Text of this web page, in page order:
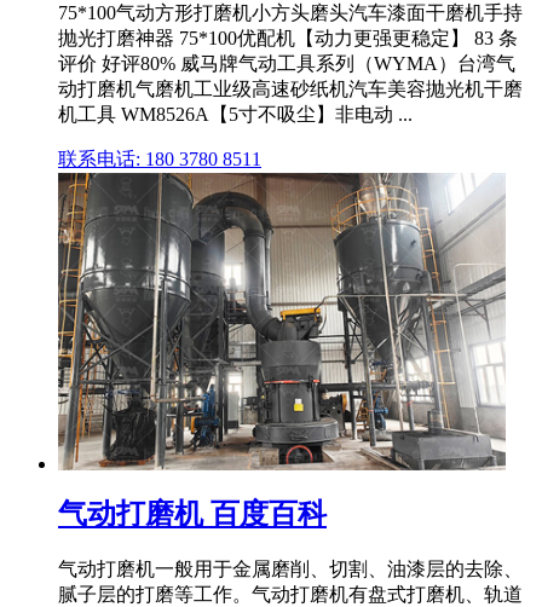
75*100气动方形打磨机小方头磨头汽车漆面干磨机手持
抛光打磨神器 75*100优配机【动力更强更稳定】 83 条
评价 好评80% 威马牌气动工具系列（WYMA）台湾气
动打磨机气磨机工业级高速砂纸机汽车美容抛光机干磨
机工具 WM8526A【5寸不吸尘】非电动 ...
联系电话: 180 3780 8511
气动打磨机 百度百科
气动打磨机一般用于金属磨削、切割、油漆层的去除、
腻子层的打磨等工作。气动打磨机有盘式打磨机、轨道